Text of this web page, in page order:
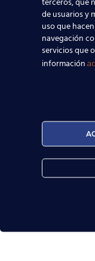
de usuarios y
uso que
navegación
servicios que
información